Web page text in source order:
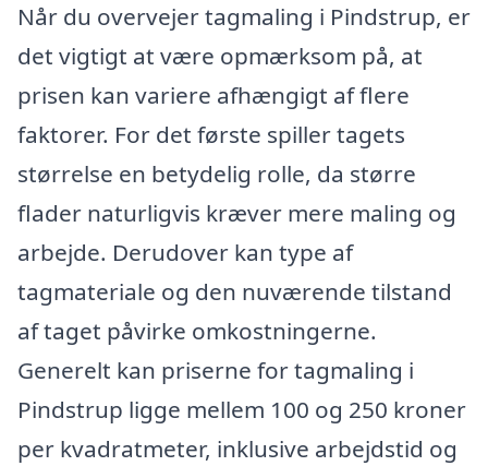
Når du overvejer tagmaling i Pindstrup, er
det vigtigt at være opmærksom på, at
prisen kan variere afhængigt af flere
faktorer. For det første spiller tagets
størrelse en betydelig rolle, da større
flader naturligvis kræver mere maling og
arbejde. Derudover kan type af
tagmateriale og den nuværende tilstand
af taget påvirke omkostningerne.
Generelt kan priserne for tagmaling i
Pindstrup ligge mellem 100 og 250 kroner
per kvadratmeter, inklusive arbejdstid og